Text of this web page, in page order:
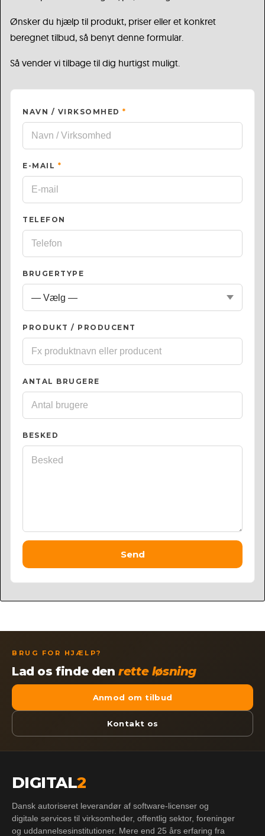
Ønsker du hjælp til produkt, priser eller et konkret
beregnet tilbud, så benyt denne formular.
Så vender vi tilbage til dig hurtigst muligt.
NAVN / VIRKSOMHED *
E-MAIL *
TELEFON
BRUGERTYPE
PRODUKT / PRODUCENT
ANTAL BRUGERE
BESKED
Send
BRUG FOR HJÆLP?
Lad os finde denrette løsning
Anmod om tilbud
Kontakt os
DIGITAL2
Dansk autoriseret leverandør af software-licenser og
digitale services til virksomheder, offentlig sektor, foreninger
og uddannelsesinstitutioner. Mere end 25 års erfaring fra